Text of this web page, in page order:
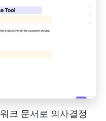
크 문서로 의사결정